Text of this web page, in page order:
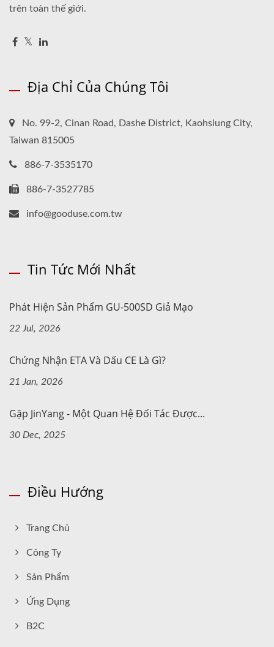
trên toàn thế giới.
Địa Chỉ Của Chúng Tôi
No. 99-2, Cinan Road, Dashe District, Kaohsiung City,
Taiwan 815005
886-7-3535170
886-7-3527785
info@gooduse.com.tw
Tin Tức Mới Nhất
Phát Hiện Sản Phẩm GU-500SD Giả Mạo
22 Jul, 2026
Chứng Nhận ETA Và Dấu CE Là Gì?
21 Jan, 2026
Gặp JinYang - Một Quan Hệ Đối Tác Được...
30 Dec, 2025
Điều Hướng
Trang Chủ
Công Ty
Sản Phẩm
Ứng Dụng
B2C